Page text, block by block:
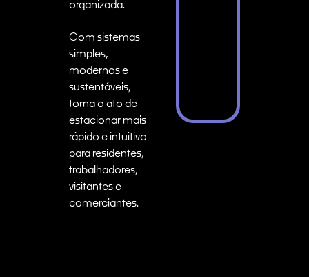
organizada.
Com sistemas
simples,
modernos e
sustentáveis,
torna o ato de
estacionar mais
rápido e intuitivo
para residentes,
trabalhadores,
visitantes e
comerciantes.